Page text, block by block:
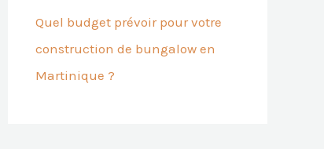
Quel budget prévoir pour votre
construction de bungalow en
Martinique ?